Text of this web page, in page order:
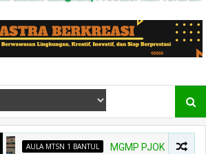
AULA MTSN 1 BANTUL MGMP PJOK MTs Bantul